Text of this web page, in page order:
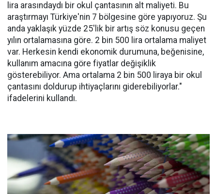
lira arasındaydı bir okul çantasının alt maliyeti. Bu
araştırmayı Türkiye'nin 7 bölgesine göre yapıyoruz. Şu
anda yaklaşık yüzde 25'lik bir artış söz konusu geçen
yılın ortalamasına göre. 2 bin 500 lira ortalama maliyet
var. Herkesin kendi ekonomik durumuna, beğenisine,
kullanım amacına göre fiyatlar değişiklik
gösterebiliyor. Ama ortalama 2 bin 500 liraya bir okul
çantasını doldurup ihtiyaçlarını giderebiliyorlar."
ifadelerini kullandı.